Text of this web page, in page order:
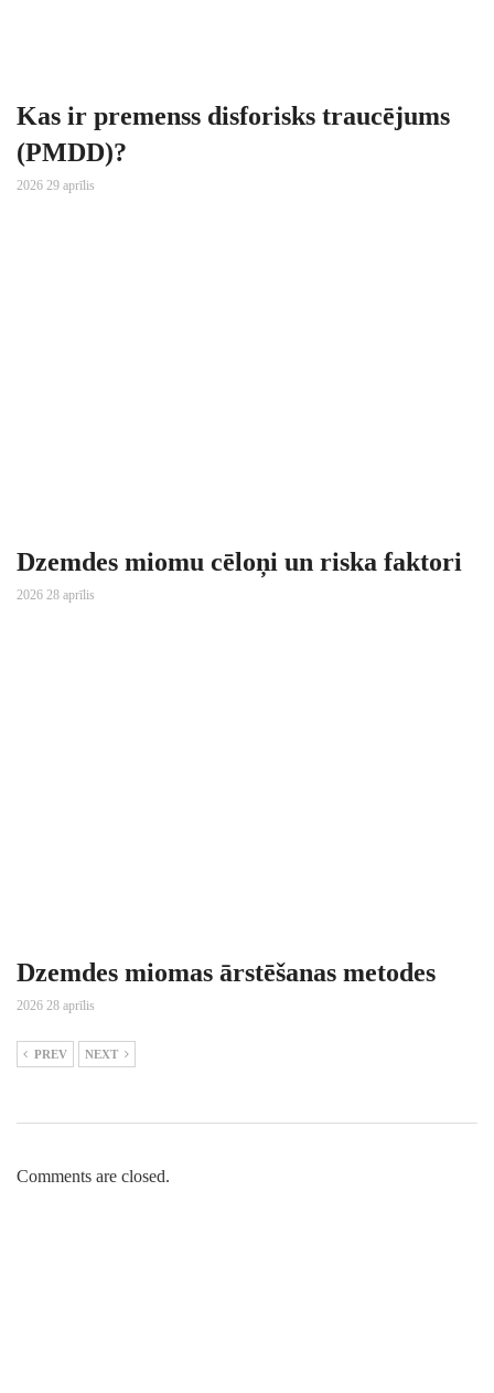
Kas ir premenss disforisks traucējums
(PMDD)?
2026 29 aprīlis
Dzemdes miomu cēloņi un riska faktori
2026 28 aprīlis
Dzemdes miomas ārstēšanas metodes
2026 28 aprīlis
PREV NEXT
Comments are closed.